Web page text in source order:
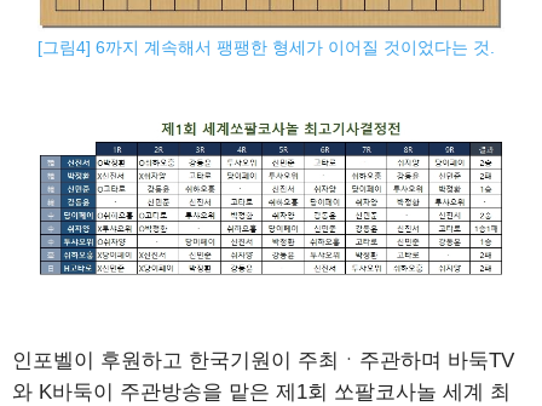
[그림4] 6까지 계속해서 팽팽한 형세가 이어질 것이었다는 것.
인포벨이 후원하고 한국기원이 주최ㆍ주관하며 바둑TV
와 K바둑이 주관방송을 맡은 제1회 쏘팔코사놀 세계 최